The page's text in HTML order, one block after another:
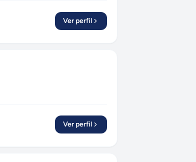
Ver perfil
Ver perfil